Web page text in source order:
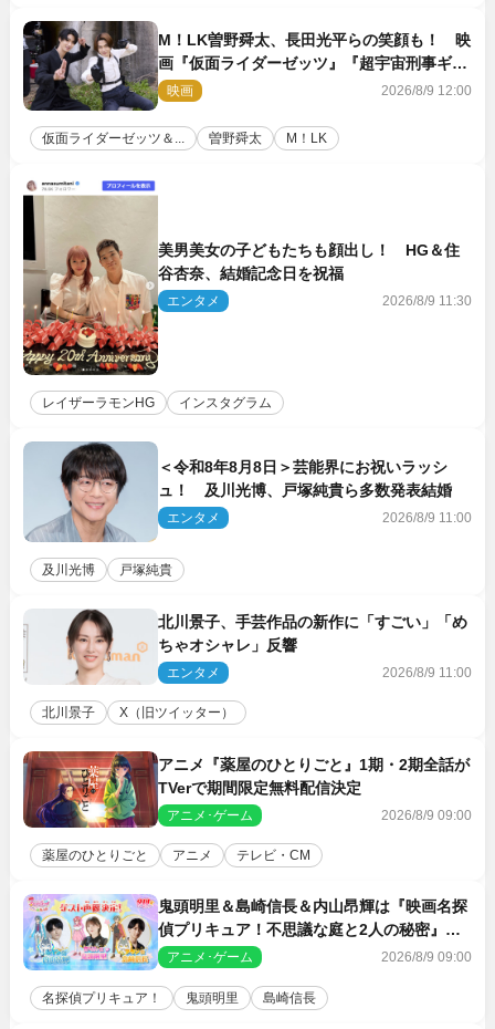
M！LK曽野舜太、長田光平らの笑顔も！ 映
画『仮面ライダーゼッツ』『超宇宙刑事ギャ
バン インフィニティ』オフショット到着
映画 2026/8/9 12:00
仮面ライダーゼッツ＆... 曽野舜太 M！LK
美男美女の子どもたちも顔出し！ HG＆住
谷杏奈、結婚記念日を祝福
エンタメ 2026/8/9 11:30
レイザーラモンHG インスタグラム
＜令和8年8月8日＞芸能界にお祝いラッシ
ュ！ 及川光博、戸塚純貴ら多数発表結婚
エンタメ 2026/8/9 11:00
及川光博 戸塚純貴
北川景子、手芸作品の新作に「すごい」「め
ちゃオシャレ」反響
エンタメ 2026/8/9 11:00
北川景子 X（旧ツイッター）
アニメ『薬屋のひとりごと』1期・2期全話が
TVerで期間限定無料配信決定
アニメ･ゲーム 2026/8/9 09:00
薬屋のひとりごと アニメ テレビ・CM
鬼頭明里＆島崎信長＆内山昂輝は『映画名探
偵プリキュア！不思議な庭と2人の秘密』ゲ
スト声優に決定
アニメ･ゲーム 2026/8/9 09:00
名探偵プリキュア！ 鬼頭明里 島崎信長